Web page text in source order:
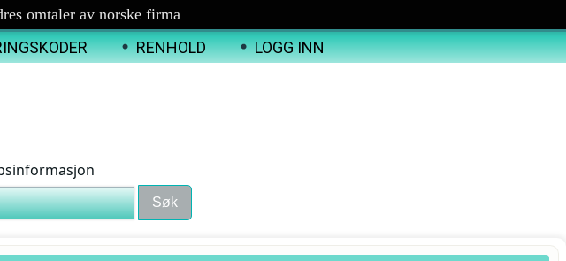
omtaler av norske firma
RENHOLD LOGG INN